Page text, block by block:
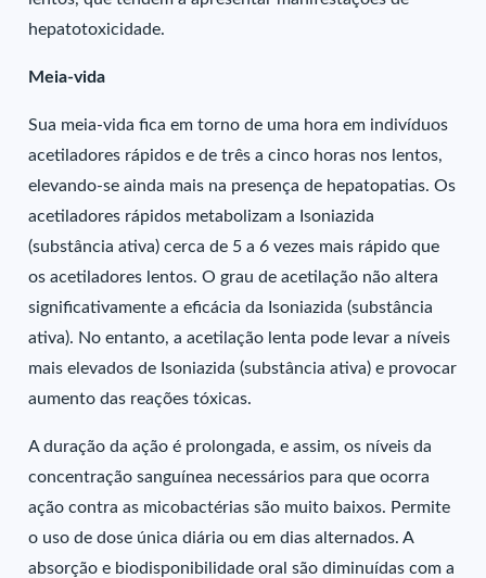
hepatotoxicidade.
Meia-vida
Sua meia-vida fica em torno de uma hora em indivíduos
acetiladores rápidos e de três a cinco horas nos lentos,
elevando-se ainda mais na presença de hepatopatias. Os
acetiladores rápidos metabolizam a Isoniazida
(substância ativa) cerca de 5 a 6 vezes mais rápido que
os acetiladores lentos. O grau de acetilação não altera
significativamente a eficácia da Isoniazida (substância
ativa). No entanto, a acetilação lenta pode levar a níveis
mais elevados de Isoniazida (substância ativa) e provocar
aumento das reações tóxicas.
A duração da ação é prolongada, e assim, os níveis da
concentração sanguínea necessários para que ocorra
ação contra as micobactérias são muito baixos. Permite
o uso de dose única diária ou em dias alternados. A
absorção e biodisponibilidade oral são diminuídas com a